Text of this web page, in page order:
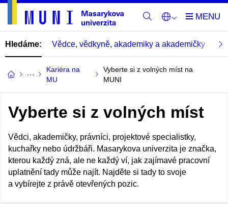
Hledáme: Vědce, vědkyně, akademiky a akademičky
Kariéra na
MU
Vyberte si z volných míst na
MUNI
Vyberte si z volných míst
Vědci, akademičky, právníci, projektové specialistky,
kuchařky nebo údržbáři. Masarykova univerzita je značka,
kterou každý zná, ale ne každý ví, jak zajímavé pracovní
uplatnění tady může najít. Najděte si tady to svoje
a vybírejte z právě otevřených pozic.